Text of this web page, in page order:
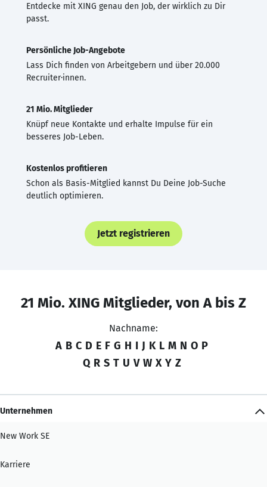
Entdecke mit XING genau den Job, der wirklich zu Dir
passt.
Persönliche Job-Angebote
Lass Dich finden von Arbeitgebern und über 20.000
Recruiter·innen.
21 Mio. Mitglieder
Knüpf neue Kontakte und erhalte Impulse für ein
besseres Job-Leben.
Kostenlos profitieren
Schon als Basis-Mitglied kannst Du Deine Job-Suche
deutlich optimieren.
Jetzt registrieren
21 Mio. XING Mitglieder, von A bis Z
Nachname:
A B C D E F G H I J K L M N O P
Q R S T U V W X Y Z
Unternehmen
New Work SE
Karriere